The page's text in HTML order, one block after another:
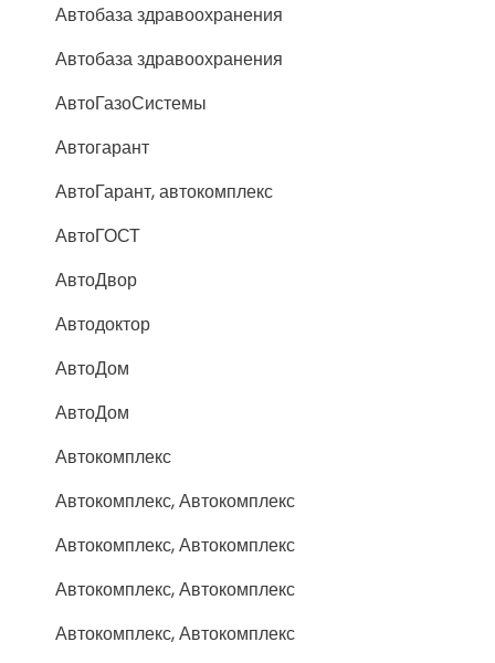
Автобаза здравоохранения
Автобаза здравоохранения
АвтоГазоСистемы
Автогарант
АвтоГарант, автокомплекс
АвтоГОСТ
АвтоДвор
Автодоктор
АвтоДом
АвтоДом
Автокомплекс
Автокомплекс, Автокомплекс
Автокомплекс, Автокомплекс
Автокомплекс, Автокомплекс
Автокомплекс, Автокомплекс